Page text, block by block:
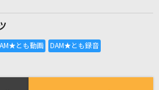
全国りれき
で歌われている曲の一覧